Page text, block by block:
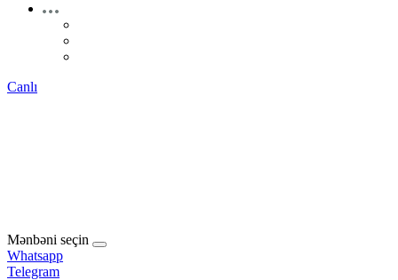
Canlı
Mənbəni seçin
Whatsapp
Telegram